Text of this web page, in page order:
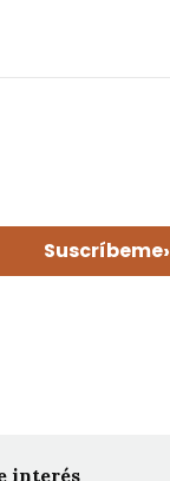
Suscríbeme›
interés